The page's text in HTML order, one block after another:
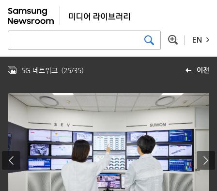
EN
이전
5G 네트워크 (25/35)